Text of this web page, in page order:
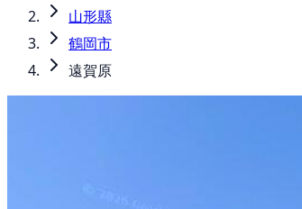
山形縣
鶴岡市
遠賀原